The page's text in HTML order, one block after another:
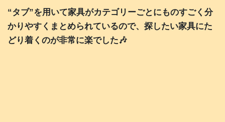
“タブ”を用いて家具がカテゴリーごとにものすごく分
かりやすくまとめられているので、探したい家具にた
どり着くのが非常に楽でした🎶